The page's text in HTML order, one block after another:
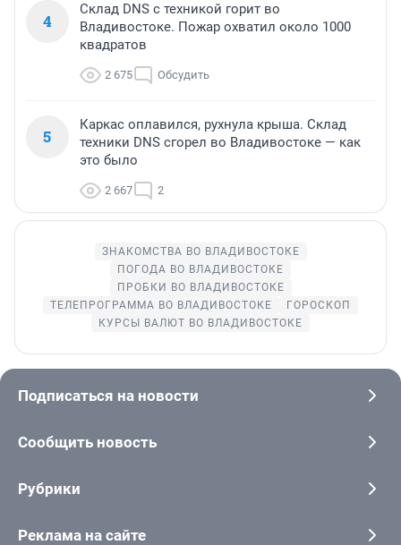
4
Склад DNS с техникой горит во
Владивостоке. Пожар охватил около 1000
квадратов
2 675 Обсудить
5
Каркас оплавился, рухнула крыша. Склад
техники DNS сгорел во Владивостоке — как
это было
2 667 2
ЗНАКОМСТВА ВО ВЛАДИВОСТОКЕ
ПОГОДА ВО ВЛАДИВОСТОКЕ
ПРОБКИ ВО ВЛАДИВОСТОКЕ
ТЕЛЕПРОГРАММА ВО ВЛАДИВОСТОКЕ
ГОРОСКОП
КУРСЫ ВАЛЮТ ВО ВЛАДИВОСТОКЕ
Подписаться на новости
Сообщить новость
Рубрики
Реклама на сайте